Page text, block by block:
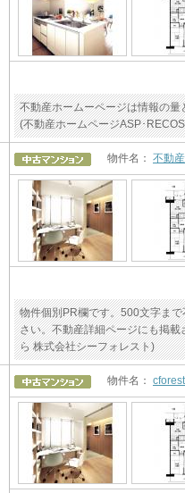
不動産ホームーページは情報の
(不動産ホームページASP･
物件名： 不動
物件個別PR欄です。500文字ま
さい。不動産詳細ページにも掲
ら 株式会社シーフォレスト)
物件名：